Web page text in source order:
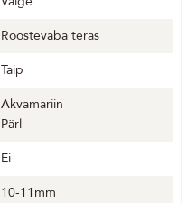
Roostevaba teras
Taip
Akvamariin
Pärl
Ei
10-11mm